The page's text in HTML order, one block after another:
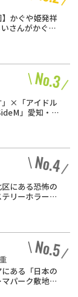
】かぐや姫発祥
さんがかぐや
場所を見に行
」×「アイドル
」愛知・名
にある恐怖の
リーホラー
あなたは行き
ある「日本の
パーク敷地面
」入りしてい